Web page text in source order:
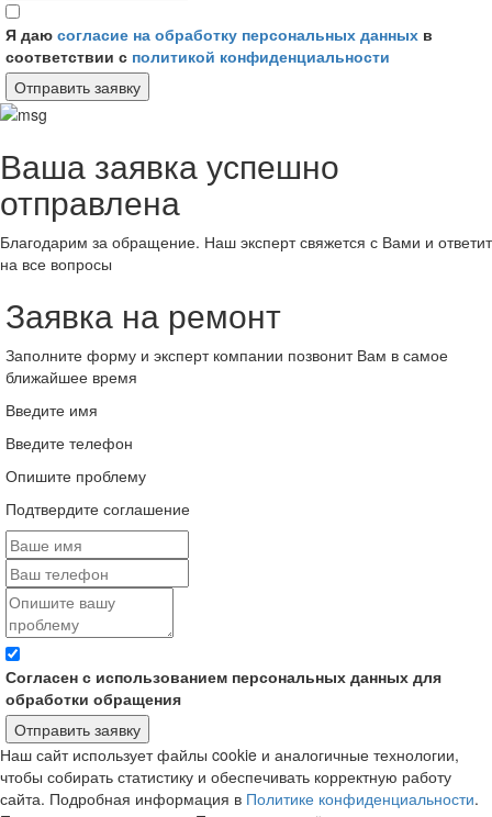
Я даю согласие на обработку персональных данных в
соответствии с политикой конфиденциальности
Отправить заявку
Ваша заявка успешно
отправлена
Благодарим за обращение. Наш эксперт свяжется с Вами и ответит
на все вопросы
Заявка на ремонт
Заполните форму и эксперт компании позвонит Вам в самое
ближайшее время
Введите имя
Введите телефон
Опишите проблему
Подтвердите соглашение
Согласен с использованием персональных данных для
обработки обращения
Отправить заявку
Наш сайт использует файлы cookie и аналогичные технологии,
чтобы собирать статистику и обеспечивать корректную работу
сайта. Подробная информация в Политике конфиденциальности.